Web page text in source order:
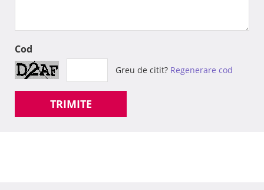
Cod
Greu de citit? Regenerare cod
TRIMITE